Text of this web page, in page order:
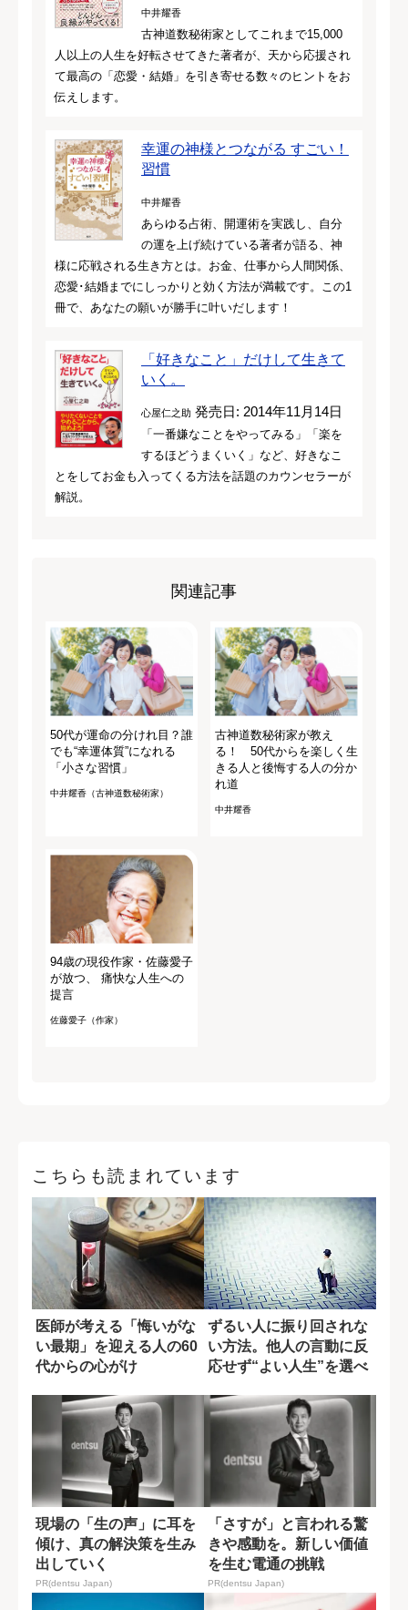
中井耀香
古神道数秘術家としてこれまで15,000
人以上の人生を好転させてきた著者が、天から応援され
て最高の「恋愛・結婚」を引き寄せる数々のヒントをお
伝えします。
幸運の神様とつながる すごい！
習慣
中井耀香
あらゆる占術、開運術を実践し、自分
の運を上げ続けている著者が語る、神
様に応戦される生き方とは。お金、仕事から人間関係、
恋愛･結婚までにしっかりと効く方法が満載です。この1
冊で、あなたの願いが勝手に叶いだします！
「好きなこと」だけして生きて
いく。
心屋仁之助 発売日: 2014年11月14日
「一番嫌なことをやってみる」「楽を
するほどうまくいく」など、好きなこ
とをしてお金も入ってくる方法を話題のカウンセラーが
解説。
関連記事
50代が運命の分けれ目？誰
でも“幸運体質”になれる
「小さな習慣」
中井耀香（古神道数秘術家）
古神道数秘術家が教え
る！ 50代からを楽しく生
きる人と後悔する人の分か
れ道
中井耀香
94歳の現役作家・佐藤愛子
が放つ、 痛快な人生への
提言
佐藤愛子（作家）
こちらも読まれています
医師が考える「悔いがな
い最期」を迎える人の60
代からの心がけ
ずるい人に振り回されな
い方法。他人の言動に反
応せず“よい人生”を選べ
現場の「生の声」に耳を
傾け、真の解決策を生み
出していく
PR(dentsu Japan)
「さすが」と言われる驚
きや感動を。新しい価値
を生む電通の挑戦
PR(dentsu Japan)